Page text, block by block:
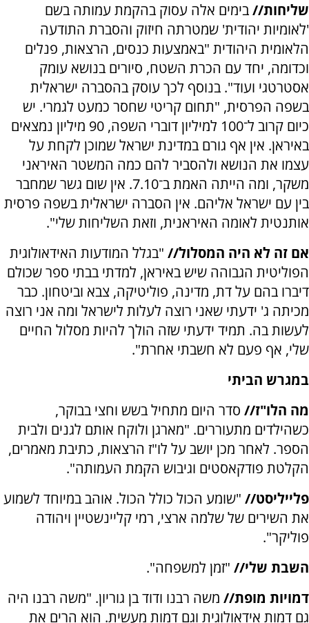
שליחות//בימים אלה עסוק בהקמת עמותה בשם
'לאומיות יהודית' שמטרתה חיזוק והסברת התודעה
הלאומית היהודית "באמצעות כנסים, הרצאות, פנלים
וכדומה, יחד עם הכרת השטח, סיורים בנושא עומק
אסטרטגי ועוד". בנוסף לכך עוסק בהסברה ישראלית
בשפה הפרסית, "תחום קריטי שחסר כמעט לגמרי. יש
כיום קרוב ל־100 למיליון דוברי השפה, 90 מיליון נמצאים
באיראן. אין אף גורם במדינת ישראל שמוכן לקחת על
עצמו את הנושא ולהסביר להם כמה המשטר האיראני
משקר, ומה הייתה האמת ב־7.10. אין שום גשר שמחבר
בין עם ישראל אליהם. אין הסברה ישראלית בשפה פרסית
אותנטית לאומה האיראנית, וזאת השליחות שלי".
אם זה לא היה המסלול// "בגלל המודעות האידאולוגית
הפוליטית הגבוהה שיש באיראן, למדתי בבתי ספר שכולם
דיברו בהם על דת, מדינה, פוליטיקה, צבא וביטחון. כבר
מכיתה ג' ידעתי שאני רוצה לעלות לישראל ומה אני רוצה
לעשות בה. תמיד ידעתי שזה הולך להיות מסלול החיים
שלי, אף פעם לא חשבתי אחרת".
במגרש הביתי
מה הלו"ז// סדר היום מתחיל בשש וחצי בבוקר,
כשהילדים מתעוררים. "מארגן ולוקח אותם לגנים ולבית
הספר. לאחר מכן יושב על לו"ז הרצאות, כתיבת מאמרים,
הקלטת פודקאסטים וגיבוש הקמת העמותה".
פלייליסט// "שומע הכול כולל הכול. אוהב במיוחד לשמוע
את השירים של שלמה ארצי, רמי קליינשטיין ויהודה
פוליקר".
השבת שלי// "זמן למשפחה".
דמויות מופת// משה רבנו ודוד בן גוריון. "משה רבנו היה
גם דמות אידאולוגית וגם דמות מעשית. הוא הרים את